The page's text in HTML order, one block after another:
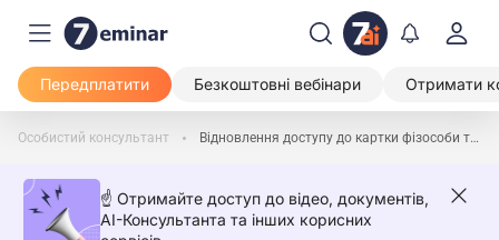
Передплатити Безкоштовні вебінари Отримати
Особистий консультант Відновлення доступу до картки фізособи та штрафи для ФОП
☝️ Отримайте доступ до відео, документів,
AI-Консультанта та інших корисних